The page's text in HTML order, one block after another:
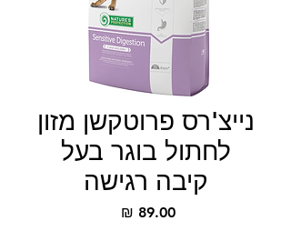
נייצ'רס פרוטקשן מזון
לחתול בוגר בעל
קיבה רגישה
‏89.00 ‏₪